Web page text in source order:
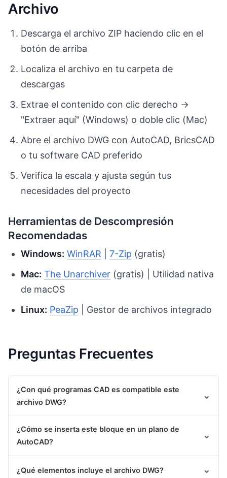
Archivo
Descarga el archivo ZIP haciendo clic en el
botón de arriba
Localiza el archivo en tu carpeta de
descargas
Extrae el contenido con clic derecho →
"Extraer aquí" (Windows) o doble clic (Mac)
Abre el archivo DWG con AutoCAD, BricsCAD
o tu software CAD preferido
Verifica la escala y ajusta según tus
necesidades del proyecto
Herramientas de Descompresión
Recomendadas
Windows: WinRAR |7-Zip (gratis)
Mac: The Unarchiver (gratis) | Utilidad nativa
de macOS
Linux: PeaZip | Gestor de archivos integrado
Preguntas Frecuentes
¿Con qué programas CAD es compatible este
archivo DWG?
⌄
¿Cómo se inserta este bloque en un plano de
AutoCAD?
⌄
¿Qué elementos incluye el archivo DWG? ⌄